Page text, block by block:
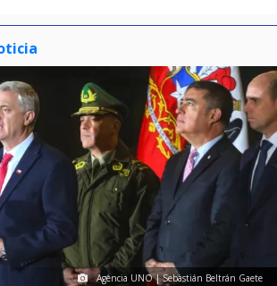
Agencia UNO | Sebastián Beltrán Gaete